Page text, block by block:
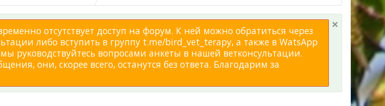
отсутствует доступ на форум. К ней можно обратиться через
либо вступить в группу t.me/bird_vet_terapy, а также в WatsApp
руководствуйтесь вопросами анкеты в нашей ветконсультации.
они, скорее всего, останутся без ответа. Благодарим за